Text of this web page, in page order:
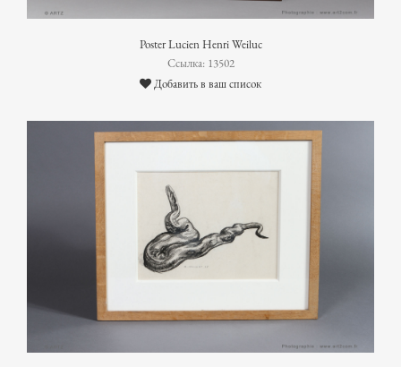
Poster Lucien Henri Weiluc
Ссылка: 13502
Добавить в ваш список